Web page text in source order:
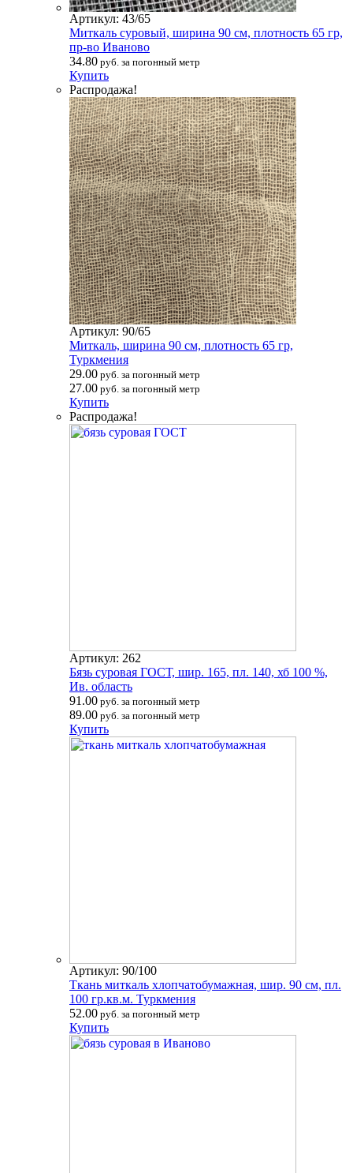
Артикул: 43/65
Миткаль суровый, ширина 90 см, плотность 65 гр,
пр-во Иваново
34.80 руб. за погонный метр
Купить
Распродажа!
Артикул: 90/65
Миткаль, ширина 90 см, плотность 65 гр,
Туркмения
29.00 руб. за погонный метр
27.00 руб. за погонный метр
Купить
Распродажа!
Артикул: 262
Бязь суровая ГОСТ, шир. 165, пл. 140, хб 100 %,
Ив. область
91.00 руб. за погонный метр
89.00 руб. за погонный метр
Купить
Артикул: 90/100
Ткань миткаль хлопчатобумажная, шир. 90 см, пл.
100 гр.кв.м. Туркмения
52.00 руб. за погонный метр
Купить